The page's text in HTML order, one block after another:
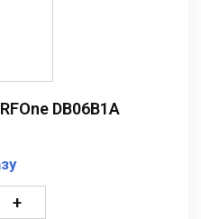
DB06B1A
+